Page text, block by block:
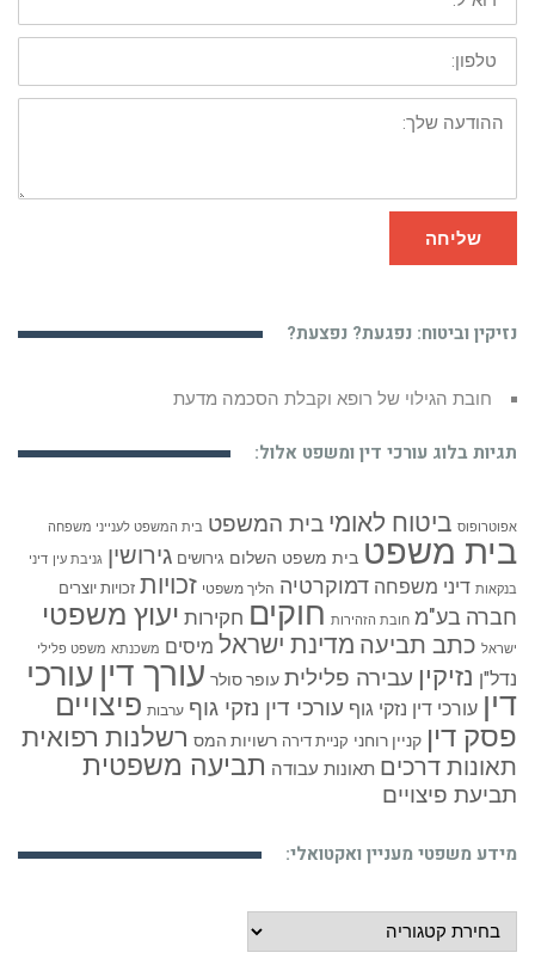
טלפון:
ההודעה
שלך:
שליחה
נזיקין וביטוח: נפגעת? נפצעת?
חובת הגילוי של רופא וקבלת הסכמה מדעת
תגיות בלוג עורכי דין ומשפט אלול:
אפוטרופוס ביטוח לאומי בית המשפט בית המשפט לענייני משפחה
בית משפט בית משפט השלום גירושים גירושין גניבת עין דיני
בנקאות דיני משפחה דמוקרטיה הליך משפטי זכויות זכויות יוצרים
חברה בע"מ חובת הזהירות חוקים חקירות יעוץ משפטי
ישראל כתב תביעה מדינת ישראל מיסים משכנתא משפט פלילי
נדל"ן נזיקין עבירה פלילית עופר סולר עורך דין עורכי
דין עורכי דין נזקי גוף עורכי דין נזקי גוף ערבות פיצויים
פסק דין קניין רוחני קניית דירה רשויות המס רשלנות רפואית
תאונות דרכים תאונות עבודה תביעה משפטית
תביעת פיצויים
מידע משפטי מעניין ואקטואלי:
מידע
משפטי